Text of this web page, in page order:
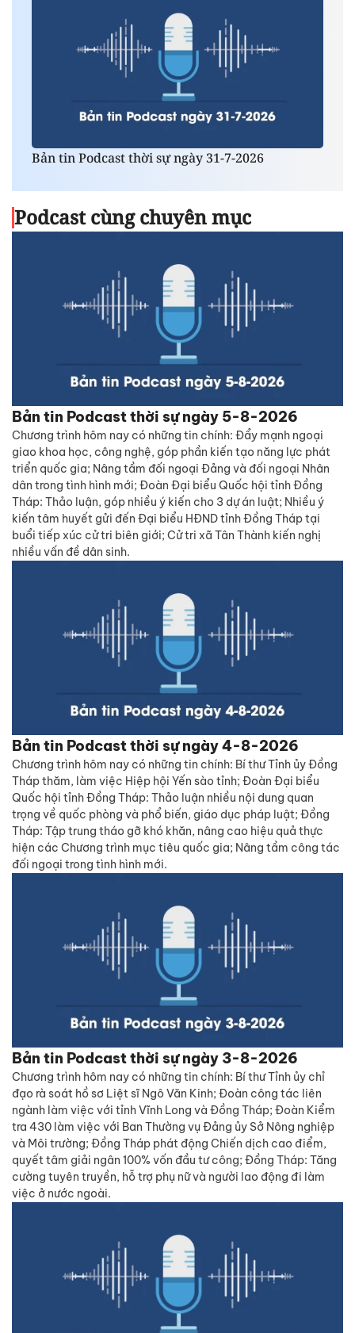
Bản tin Podcast thời sự ngày 31-7-2026
Podcast cùng chuyên mục
Bản tin Podcast thời sự ngày 5-8-2026
Chương trình hôm nay có những tin chính: Đẩy mạnh ngoại
giao khoa học, công nghệ, góp phần kiến tạo năng lực phát
triển quốc gia; Nâng tầm đối ngoại Đảng và đối ngoại Nhân
dân trong tình hình mới; Đoàn Đại biểu Quốc hội tỉnh Đồng
Tháp: Thảo luận, góp nhiều ý kiến cho 3 dự án luật; Nhiều ý
kiến tâm huyết gửi đến Đại biểu HĐND tỉnh Đồng Tháp tại
buổi tiếp xúc cử tri biên giới; Cử tri xã Tân Thành kiến nghị
nhiều vấn đề dân sinh.
Bản tin Podcast thời sự ngày 4-8-2026
Chương trình hôm nay có những tin chính: Bí thư Tỉnh ủy Đồng
Tháp thăm, làm việc Hiệp hội Yến sào tỉnh; Đoàn Đại biểu
Quốc hội tỉnh Đồng Tháp: Thảo luận nhiều nội dung quan
trọng về quốc phòng và phổ biến, giáo dục pháp luật; Đồng
Tháp: Tập trung tháo gỡ khó khăn, nâng cao hiệu quả thực
hiện các Chương trình mục tiêu quốc gia; Nâng tầm công tác
đối ngoại trong tình hình mới.
Bản tin Podcast thời sự ngày 3-8-2026
Chương trình hôm nay có những tin chính: Bí thư Tỉnh ủy chỉ
đạo rà soát hồ sơ Liệt sĩ Ngô Văn Kinh; Đoàn công tác liên
ngành làm việc với tỉnh Vĩnh Long và Đồng Tháp; Đoàn Kiểm
tra 430 làm việc với Ban Thường vụ Đảng ủy Sở Nông nghiệp
và Môi trường; Đồng Tháp phát động Chiến dịch cao điểm,
quyết tâm giải ngân 100% vốn đầu tư công; Đồng Tháp: Tăng
cường tuyên truyền, hỗ trợ phụ nữ và người lao động đi làm
việc ở nước ngoài.